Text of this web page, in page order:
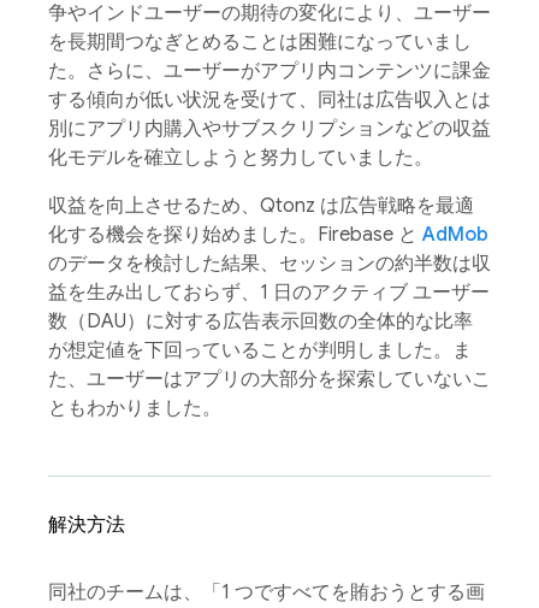
争やインドユーザーの期待の変化により、ユーザー
を長期間つなぎとめることは困難になっていまし
た。さらに、ユーザーがアプリ内コンテンツに課金
する傾向が低い状況を受けて、同社は広告収入とは
別にアプリ内購入やサブスクリプションなどの収益
化モデルを確立しようと努力していました。
収益を向上させるため、Qtonz は広告戦略を最適
化する機会を探り始めました。Firebase と AdMob
のデータを検討した結果、セッションの約半数は収
益を生み出しておらず、1 日のアクティブ ユーザー
数（DAU）に対する広告表示回数の全体的な比率
が想定値を下回っていることが判明しました。ま
た、ユーザーはアプリの大部分を探索していないこ
ともわかりました。
解決方法
同社のチームは、「1 つですべてを賄おうとする画